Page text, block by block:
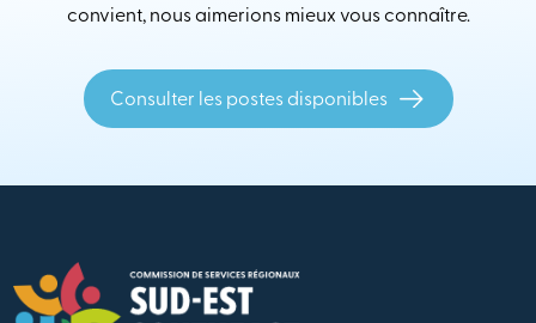
convient, nous aimerions mieux vous connaître.
Consulter les postes disponibles